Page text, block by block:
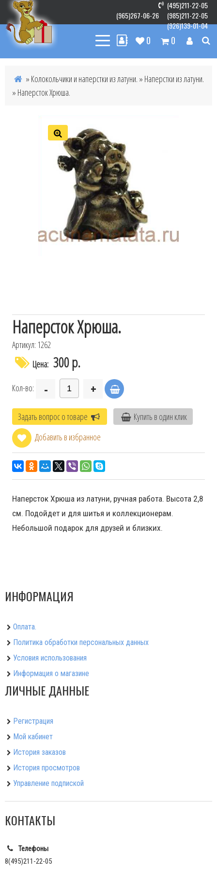
(495)211-22-05
(965)267-06-26
(985)211-22-05
(926)139-01-04
0 0
» Колокольчики и наперстки из латуни. » Наперстки из латуни.
» Наперсток Хрюша.
Наперсток Хрюша.
Артикул: 1262
Цена: 300 р.
Кол-во: - +
Задать вопрос о товаре
Купить в один клик
Добавить в избранное
Наперсток Хрюша из латуни, ручная работа. Высота 2,8
см. Подойдет и для шитья и коллекционерам.
Небольшой подарок для друзей и близких.
ИНФОРМАЦИЯ
Оплата.
Политика обработки персональных данных
Условия использования
Информация о магазине
ЛИЧНЫЕ ДАННЫЕ
Регистрация
Мой кабинет
История заказов
История просмотров
Управление подпиской
КОНТАКТЫ
Телефоны
8(495)211-22-05